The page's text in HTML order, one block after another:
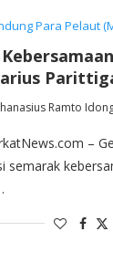
Para Pelaut
Ramto
–
semarak